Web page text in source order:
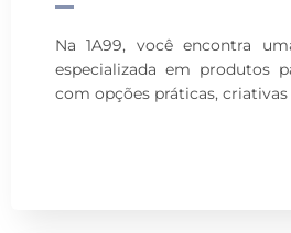
Na 1A99, você encontra
especializada em produtos
com opções práticas, criativas